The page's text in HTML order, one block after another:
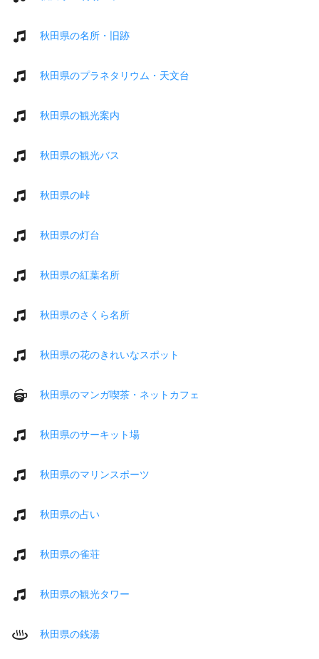
秋田県の名所・旧跡
秋田県のプラネタリウム・天文台
秋田県の観光案内
秋田県の観光バス
秋田県の峠
秋田県の灯台
秋田県の紅葉名所
秋田県のさくら名所
秋田県の花のきれいなスポット
秋田県のマンガ喫茶・ネットカフェ
秋田県のサーキット場
秋田県のマリンスポーツ
秋田県の占い
秋田県の雀荘
秋田県の観光タワー
秋田県の銭湯